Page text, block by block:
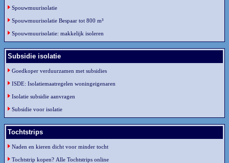
Spouwmuurisolatie
Spouwmuurisolatie Bespaar tot 800 m³
Spouwmuurisolatie: makkelijk isoleren
Subsidie isolatie
Goedkoper verduurzamen met subsidies
ISDE: Isolatiemaatregelen woningeigenaren
Isolatie subsidie aanvragen
Subsidie voor isolatie
Tochtstrips
Naden en kieren dicht voor minder tocht
Tochtstrip kopen? Alle Tochtstrips online